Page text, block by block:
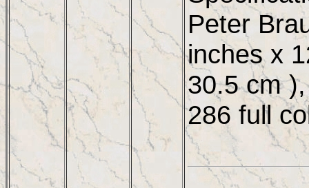
Peter
inches x
30.5 cm
286 full